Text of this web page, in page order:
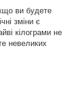
ви будете
зміни є
кілограми не
невеликих